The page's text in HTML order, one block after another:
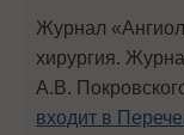
Журнал
хирургия.
А.В.
входит в